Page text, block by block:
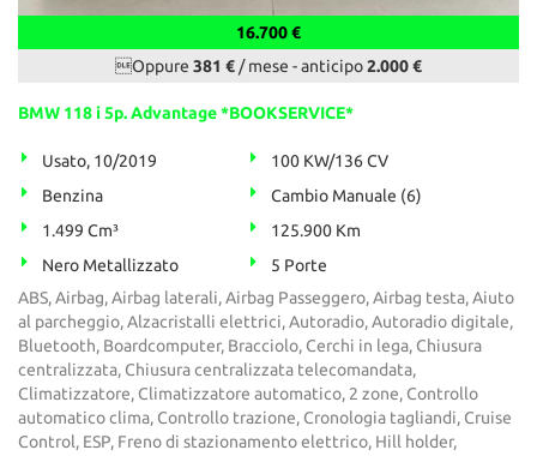
16.700 €
Oppure 381 €/ mese -anticipo2.000 €
BMW 118 i 5p. Advantage *BOOKSERVICE*
Usato, 10/2019
100 KW/136 CV
Benzina
Cambio Manuale (6)
1.499 Cm³
125.900 Km
Nero Metallizzato
5 Porte
ABS, Airbag, Airbag laterali, Airbag Passeggero, Airbag testa, Aiuto
al parcheggio, Alzacristalli elettrici, Autoradio, Autoradio digitale,
Bluetooth, Boardcomputer, Bracciolo, Cerchi in lega, Chiusura
centralizzata, Chiusura centralizzata telecomandata,
Climatizzatore, Climatizzatore automatico, 2 zone, Controllo
automatico clima, Controllo trazione, Cronologia tagliandi, Cruise
Control, ESP, Freno di stazionamento elettrico, Hill holder,